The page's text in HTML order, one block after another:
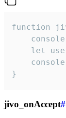
function
let
}
jivo_onAccept#